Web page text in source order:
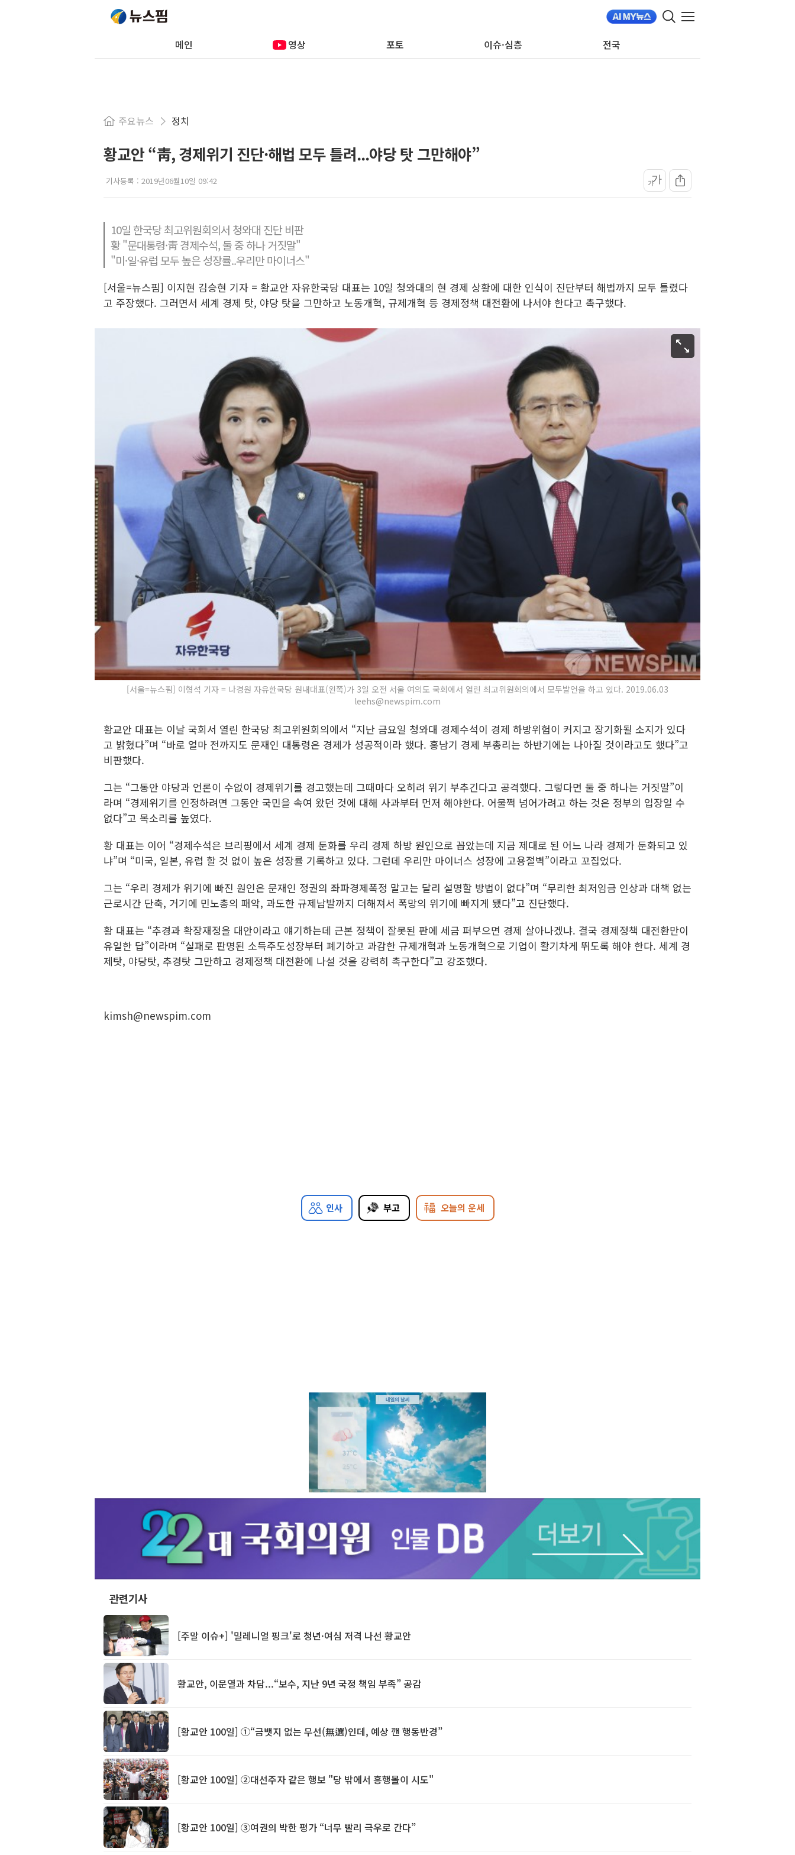
메인 영상 포토 이슈·심층 전국
주요뉴스 정치
황교안 “靑, 경제위기 진단·해법 모두 틀려...야당 탓 그만해야”
기사등록 : 2019년06월10일 09:42 가가
10일 한국당 최고위원회의서 청와대 진단 비판
황 "문대통령·靑 경제수석, 둘 중 하나 거짓말"
"미·일·유럽 모두 높은 성장률..우리만 마이너스"
[서울=뉴스핌] 이지현 김승현 기자 = 황교안 자유한국당 대표는 10일 청와대의 현 경제 상황에 대한 인식이 진단부터 해법까지 모두 틀렸다
고 주장했다. 그러면서 세계 경제 탓, 야당 탓을 그만하고 노동개혁, 규제개혁 등 경제정책 대전환에 나서야 한다고 촉구했다.
[서울=뉴스핌] 이형석 기자 = 나경원 자유한국당 원내대표(왼쪽)가 3일 오전 서울 여의도 국회에서 열린 최고위원회의에서 모두발언을 하고 있다. 2019.06.03
leehs@newspim.com
황교안 대표는 이날 국회서 열린 한국당 최고위원회의에서 “지난 금요일 청와대 경제수석이 경제 하방위험이 커지고 장기화될 소지가 있다
고 밝혔다”며 “바로 얼마 전까지도 문재인 대통령은 경제가 성공적이라 했다. 홍남기 경제 부총리는 하반기에는 나아질 것이라고도 했다”고
비판했다.
그는 “그동안 야당과 언론이 수없이 경제위기를 경고했는데 그때마다 오히려 위기 부추긴다고 공격했다. 그렇다면 둘 중 하나는 거짓말”이
라며 “경제위기를 인정하려면 그동안 국민을 속여 왔던 것에 대해 사과부터 먼저 해야한다. 어물쩍 넘어가려고 하는 것은 정부의 입장일 수
없다”고 목소리를 높였다.
황 대표는 이어 “경제수석은 브리핑에서 세계 경제 둔화를 우리 경제 하방 원인으로 꼽았는데 지금 제대로 된 어느 나라 경제가 둔화되고 있
냐”며 “미국, 일본, 유럽 할 것 없이 높은 성장률 기록하고 있다. 그런데 우리만 마이너스 성장에 고용절벽”이라고 꼬집었다.
그는 “우리 경제가 위기에 빠진 원인은 문재인 정권의 좌파경제폭정 말고는 달리 설명할 방법이 없다”며 “무리한 최저임금 인상과 대책 없는
근로시간 단축, 거기에 민노총의 패악, 과도한 규제남발까지 더해져서 폭망의 위기에 빠지게 됐다”고 진단했다.
황 대표는 “추경과 확장재정을 대안이라고 얘기하는데 근본 정책이 잘못된 판에 세금 퍼부으면 경제 살아나겠냐. 결국 경제정책 대전환만이
유일한 답”이라며 “실패로 판명된 소득주도성장부터 폐기하고 과감한 규제개혁과 노동개혁으로 기업이 활기차게 뛰도록 해야 한다. 세계 경
제탓, 야당탓, 추경탓 그만하고 경제정책 대전환에 나설 것을 강력히 촉구한다”고 강조했다.
kimsh@newspim.com
인사 부고 오늘의 운세
Unmute
관련기사
[주말 이슈+] '밀레니얼 핑크'로 청년·여심 저격 나선 황교안
황교안, 이문열과 차담...“보수, 지난 9년 국정 책임 부족” 공감
[황교안 100일] ①“금뱃지 없는 무선(無選)인데, 예상 깬 행동반경”
[황교안 100일] ②대선주자 같은 행보 "당 밖에서 흥행몰이 시도"
[황교안 100일] ③여권의 박한 평가 “너무 빨리 극우로 간다”